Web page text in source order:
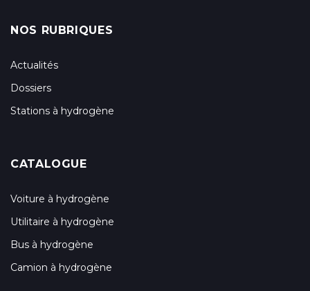
NOS RUBRIQUES
Actualités
Dossiers
Stations à hydrogène
CATALOGUE
Voiture à hydrogène
Utilitaire à hydrogène
Bus à hydrogène
Camion à hydrogène